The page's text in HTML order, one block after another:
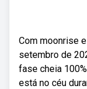
Com moonrise
setembro de
fase cheia
está no céu